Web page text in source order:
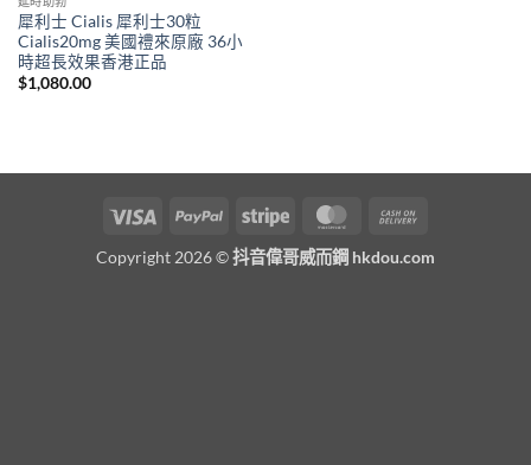
犀利士 Cialis 犀利士30粒
Cialis20mg 美國禮來原廠 36小
時超長效果香港正品
$1,080.00
Visa PayPal Stripe MasterCard
Delivery
Copyright 2026 ©抖音偉哥威而鋼 hkdou.com